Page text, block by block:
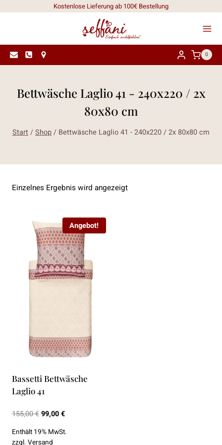
Kostenlose Lieferung ab 100€ Bestellung
0
Bettwäsche Laglio 41 - 240x220 / 2x
80x80 cm
Start/Shop/ Bettwäsche Laglio 41 - 240x220 / 2x 80x80 cm
Einzelnes Ergebnis wird angezeigt
Angebot!
Bassetti Bettwäsche
Laglio 41
155,00€Ursprünglicher
war:
99,00€Aktueller
ist:
Enthält 19% MwSt.
zzgl. Versand